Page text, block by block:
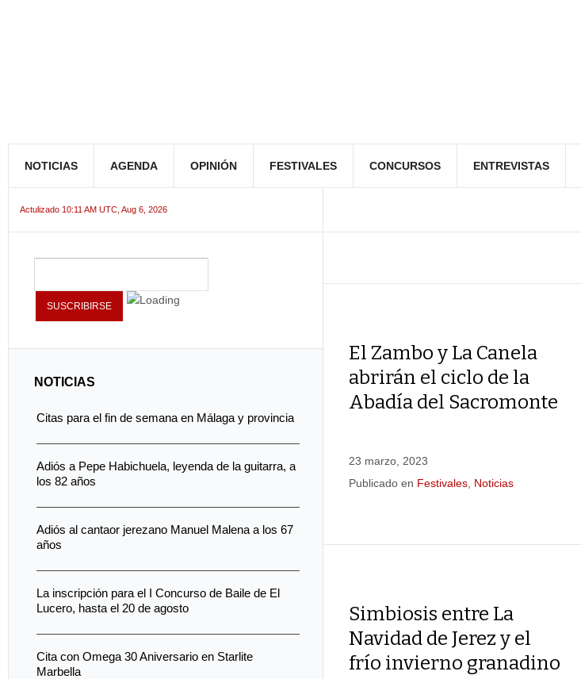
NOTICIAS AGENDA OPINIÓN FESTIVALES CONCURSOS ENTREVISTAS
Actulizado 10:11 AM UTC, Aug 6, 2026
El Zambo y La Canela
abrirán el ciclo de la
Abadía del Sacromonte
23 marzo, 2023
Publicado en Festivales Noticias
Simbiosis entre La
Navidad de Jerez y el
frío invierno granadino
NOTICIAS
Citas para el fin de semana en Málaga y provincia
Adiós a Pepe Habichuela, leyenda de la guitarra, a
los 82 años
Adiós al cantaor jerezano Manuel Malena a los 67
años
La inscripción para el I Concurso de Baile de El
Lucero, hasta el 20 de agosto
Cita con Omega 30 Aniversario en Starlite
Marbella